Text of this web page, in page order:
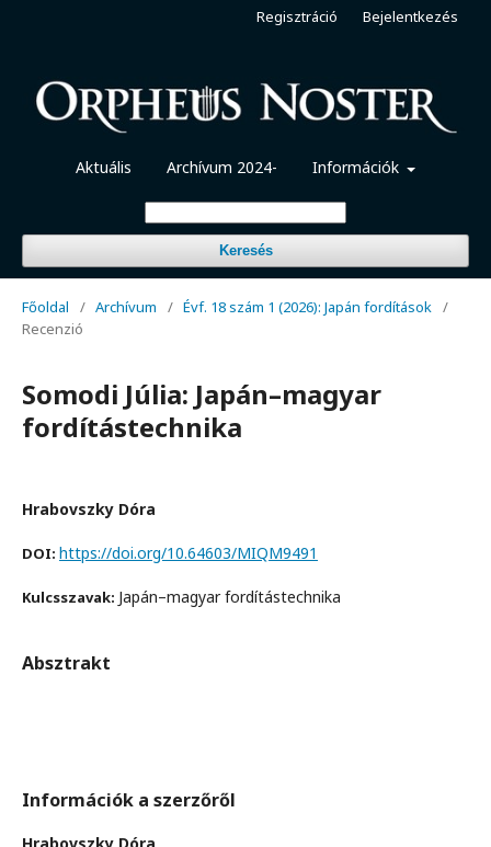
Aktuális Archívum 2024- Információk
Keresés
Regisztráció Bejelentkezés
Főoldal / Archívum / Évf. 18 szám 1 (2026): Japán fordítások /
Recenzió
Somodi Júlia: Japán–magyar
fordítástechnika
Hrabovszky Dóra
DOI: https://doi.org/10.64603/MIQM9491
Kulcsszavak: Japán–magyar fordítástechnika
Absztrakt
Információk a szerzőről